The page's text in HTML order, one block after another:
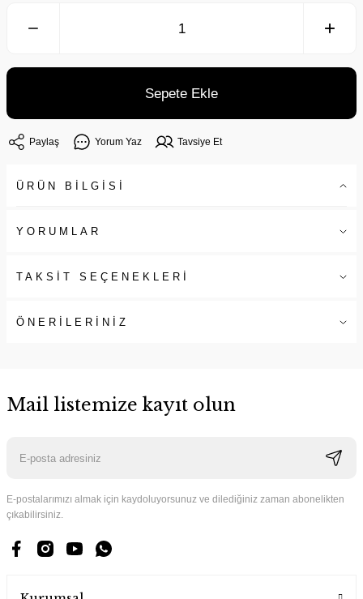
Sepete Ekle
Paylaş Yorum Yaz Tavsiye Et
ÜRÜN BİLGİSİ
YORUMLAR
TAKSİT SEÇENEKLERİ
ÖNERİLERİNİZ
Mail listemize kayıt olun
E-postalarımızı almak için kaydoluyorsunuz ve dilediğiniz zaman abonelikten
çıkabilirsiniz.